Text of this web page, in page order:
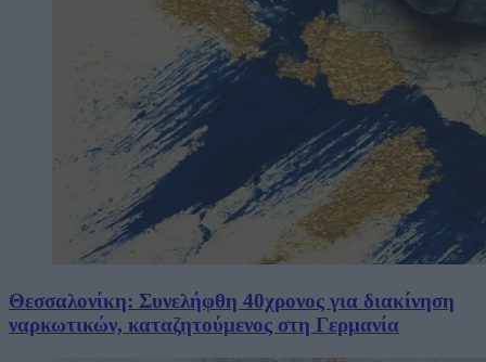
Θεσσαλονίκη: Συνελήφθη 40χρονος για διακίνηση
ναρκωτικών, καταζητούμενος στη Γερμανία